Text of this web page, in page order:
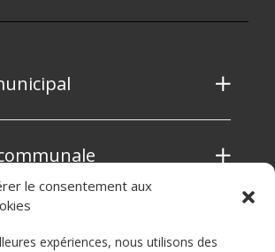
le consentement aux
expériences, nous utilisons des